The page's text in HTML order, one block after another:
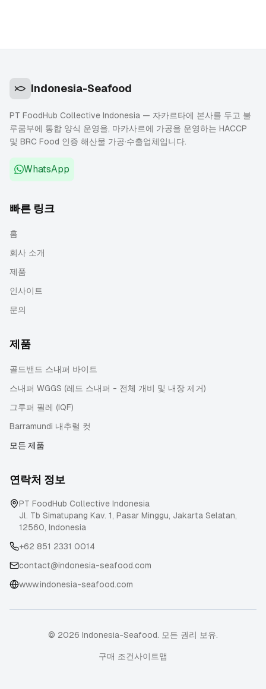
Indonesia-Seafood
PT FoodHub Collective Indonesia — 자카르타에 본사를 두고 불
루쿰부에 통합 양식 운영을, 마카사르에 가공을 운영하는 HACCP
및 BRC Food 인증 해산물 가공·수출업체입니다.
WhatsApp
빠른 링크
홈
회사 소개
제품
인사이트
문의
제품
골드밴드 스내퍼 바이트
스내퍼 WGGS (레드 스내퍼 - 전체 개비 및 내장 제거)
그루퍼 필레 (IQF)
Barramundi 내추럴 컷
모든 제품
연락처 정보
PT FoodHub Collective Indonesia
Jl. Tb Simatupang Kav. 1, Pasar Minggu, Jakarta Selatan,
12560, Indonesia
+62 851 2331 0014
contact@indonesia-seafood.com
www.indonesia-seafood.com
© 2026 Indonesia-Seafood. 모든 권리 보유.
구매 조건사이트맵